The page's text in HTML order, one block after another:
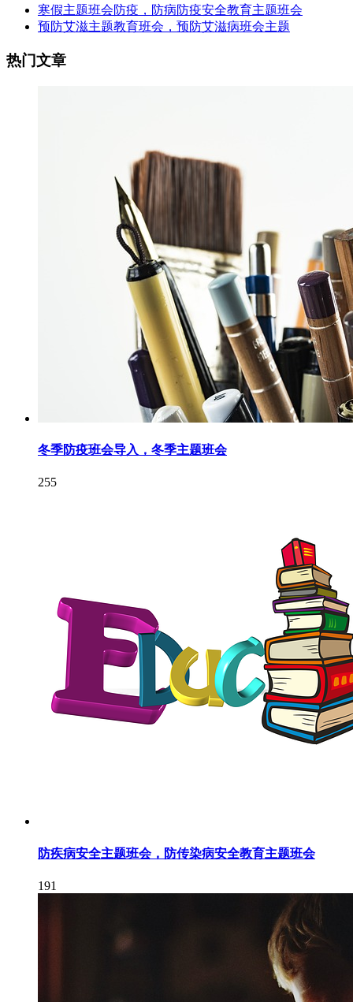
寒假主题班会防疫，防病防疫安全教育主题班会
预防艾滋主题教育班会，预防艾滋病班会主题
热门文章
冬季防疫班会导入，冬季主题班会
255
防疾病安全主题班会，防传染病安全教育主题班会
191